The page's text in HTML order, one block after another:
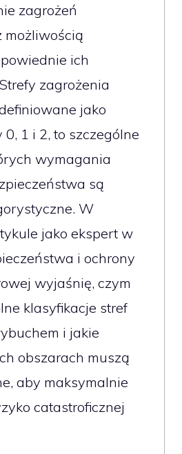
zagrożeń
możliwością
ich
zagrożenia
jako
1 i 2, to szczególne
wymagania
są
W
jako ekspert w
i ochrony
wyjaśnię, czym
klasyfikacje stref
i jakie
obszarach muszą
aby maksymalnie
catastroficznej